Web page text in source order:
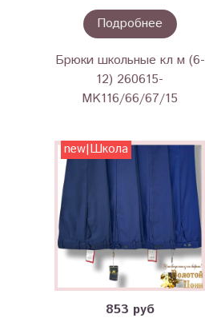
Подробнее
Брюки школьные кл м (6-
12) 260615-
MK116/66/67/15
new|Школа
853 руб